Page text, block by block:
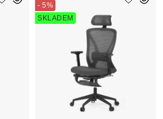
- 5%
SKLADEM